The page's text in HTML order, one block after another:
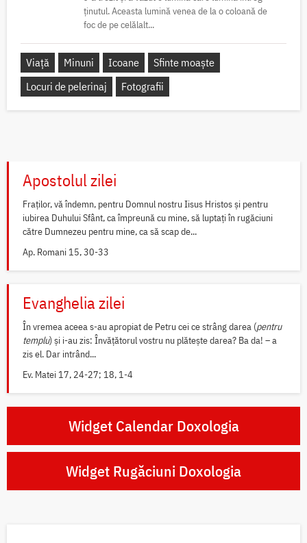
ținutul. Aceasta lumină venea de la o coloană de
foc de pe celălalt...
Viață Minuni Icoane
Sfinte moaște
Locuri de pelerinaj
Fotografii
Apostolul zilei
Fraților, vă îndemn, pentru Domnul nostru Iisus Hristos și pentru
iubirea Duhului Sfânt, ca împreună cu mine, să luptați în rugăciuni
către Dumnezeu pentru mine, ca să scap de...
Ap. Romani 15, 30-33
Evanghelia zilei
În vremea aceea s-au apropiat de Petru cei ce strâng darea (pentru
templu) și i-au zis: Învățătorul vostru nu plătește darea? Ba da! – a
zis el. Dar intrând...
Ev. Matei 17, 24-27; 18, 1-4
Widget Calendar Doxologia
Widget Rugăciuni Doxologia